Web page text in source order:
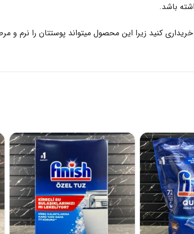
باشد.
خریداری کنید زیرا این محصول میتواند پوستتان را نرم